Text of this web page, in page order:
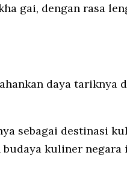
gai, dengan rasa
daya tariknya
sebagai destinasi
kuliner negara